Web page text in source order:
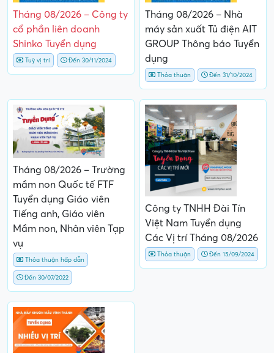
Tháng 08/2026 – Công ty
cổ phần liên doanh
Shinko Tuyển dụng
Tuỳ vị trí Đến 30/11/2024
Tháng 08/2026 – Nhà
máy sản xuất Tủ điện AIT
GROUP Thông báo Tuyển
dụng
Thỏa thuận Đến 31/10/2024
Tháng 08/2026 – Trường
mầm non Quốc tế FTF
Tuyển dụng Giáo viên
Tiếng anh, Giáo viên
Mầm non, Nhân viên Tạp
vụ
Thỏa thuận hấp dẫn
Đến 30/07/2022
Công ty TNHH Đài Tín
Việt Nam Tuyển dụng
Các Vị trí Tháng 08/2026
Thỏa thuận Đến 15/09/2024